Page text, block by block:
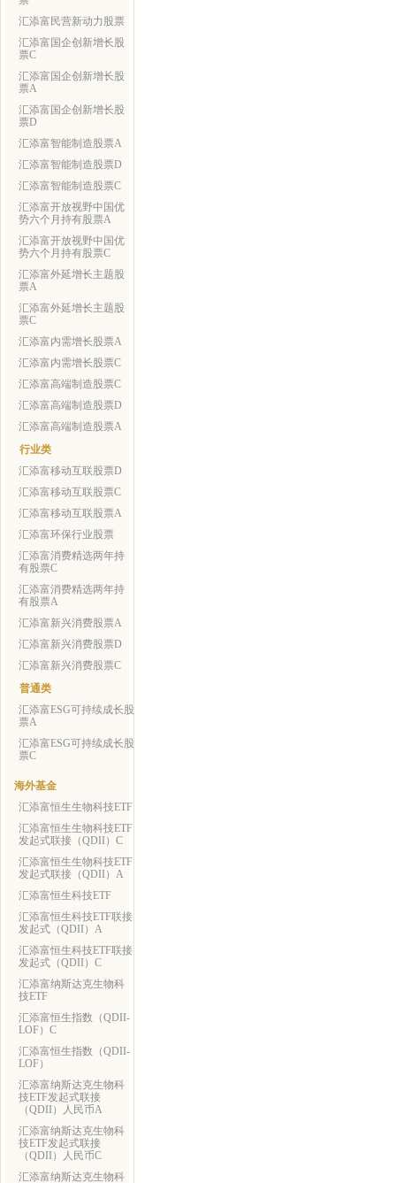
汇添富民营新动力股票
汇添富国企创新增长股
票C
汇添富国企创新增长股
票A
汇添富国企创新增长股
票D
汇添富智能制造股票A
汇添富智能制造股票D
汇添富智能制造股票C
汇添富开放视野中国优
势六个月持有股票A
汇添富开放视野中国优
势六个月持有股票C
汇添富外延增长主题股
票A
汇添富外延增长主题股
票C
汇添富内需增长股票A
汇添富内需增长股票C
汇添富高端制造股票C
汇添富高端制造股票D
汇添富高端制造股票A
行业类
汇添富移动互联股票D
汇添富移动互联股票C
汇添富移动互联股票A
汇添富环保行业股票
汇添富消费精选两年持
有股票C
汇添富消费精选两年持
有股票A
汇添富新兴消费股票A
汇添富新兴消费股票D
汇添富新兴消费股票C
普通类
汇添富ESG可持续成长股
票A
汇添富ESG可持续成长股
票C
海外基金
汇添富恒生生物科技ETF
汇添富恒生生物科技ETF
发起式联接（QDII）C
汇添富恒生生物科技ETF
发起式联接（QDII）A
汇添富恒生科技ETF
汇添富恒生科技ETF联接
发起式（QDII）A
汇添富恒生科技ETF联接
发起式（QDII）C
汇添富纳斯达克生物科
技ETF
汇添富恒生指数（QDII-
LOF）C
汇添富恒生指数（QDII-
LOF）
汇添富纳斯达克生物科
技ETF发起式联接
（QDII）人民币A
汇添富纳斯达克生物科
技ETF发起式联接
（QDII）人民币C
汇添富纳斯达克生物科